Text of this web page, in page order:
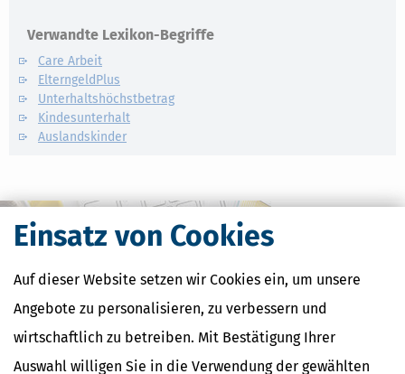
Einsatz von Cookies
Auf dieser Website setzen wir Cookies ein, um unsere
Angebote zu personalisieren, zu verbessern und
wirtschaftlich zu betreiben. Mit Bestätigung Ihrer
Auswahl willigen Sie in die Verwendung der gewählten
Verwandte Lexikon-Begriffe
Care Arbeit
ElterngeldPlus
Unterhaltshöchstbetrag
Kindesunterhalt
Auslandskinder